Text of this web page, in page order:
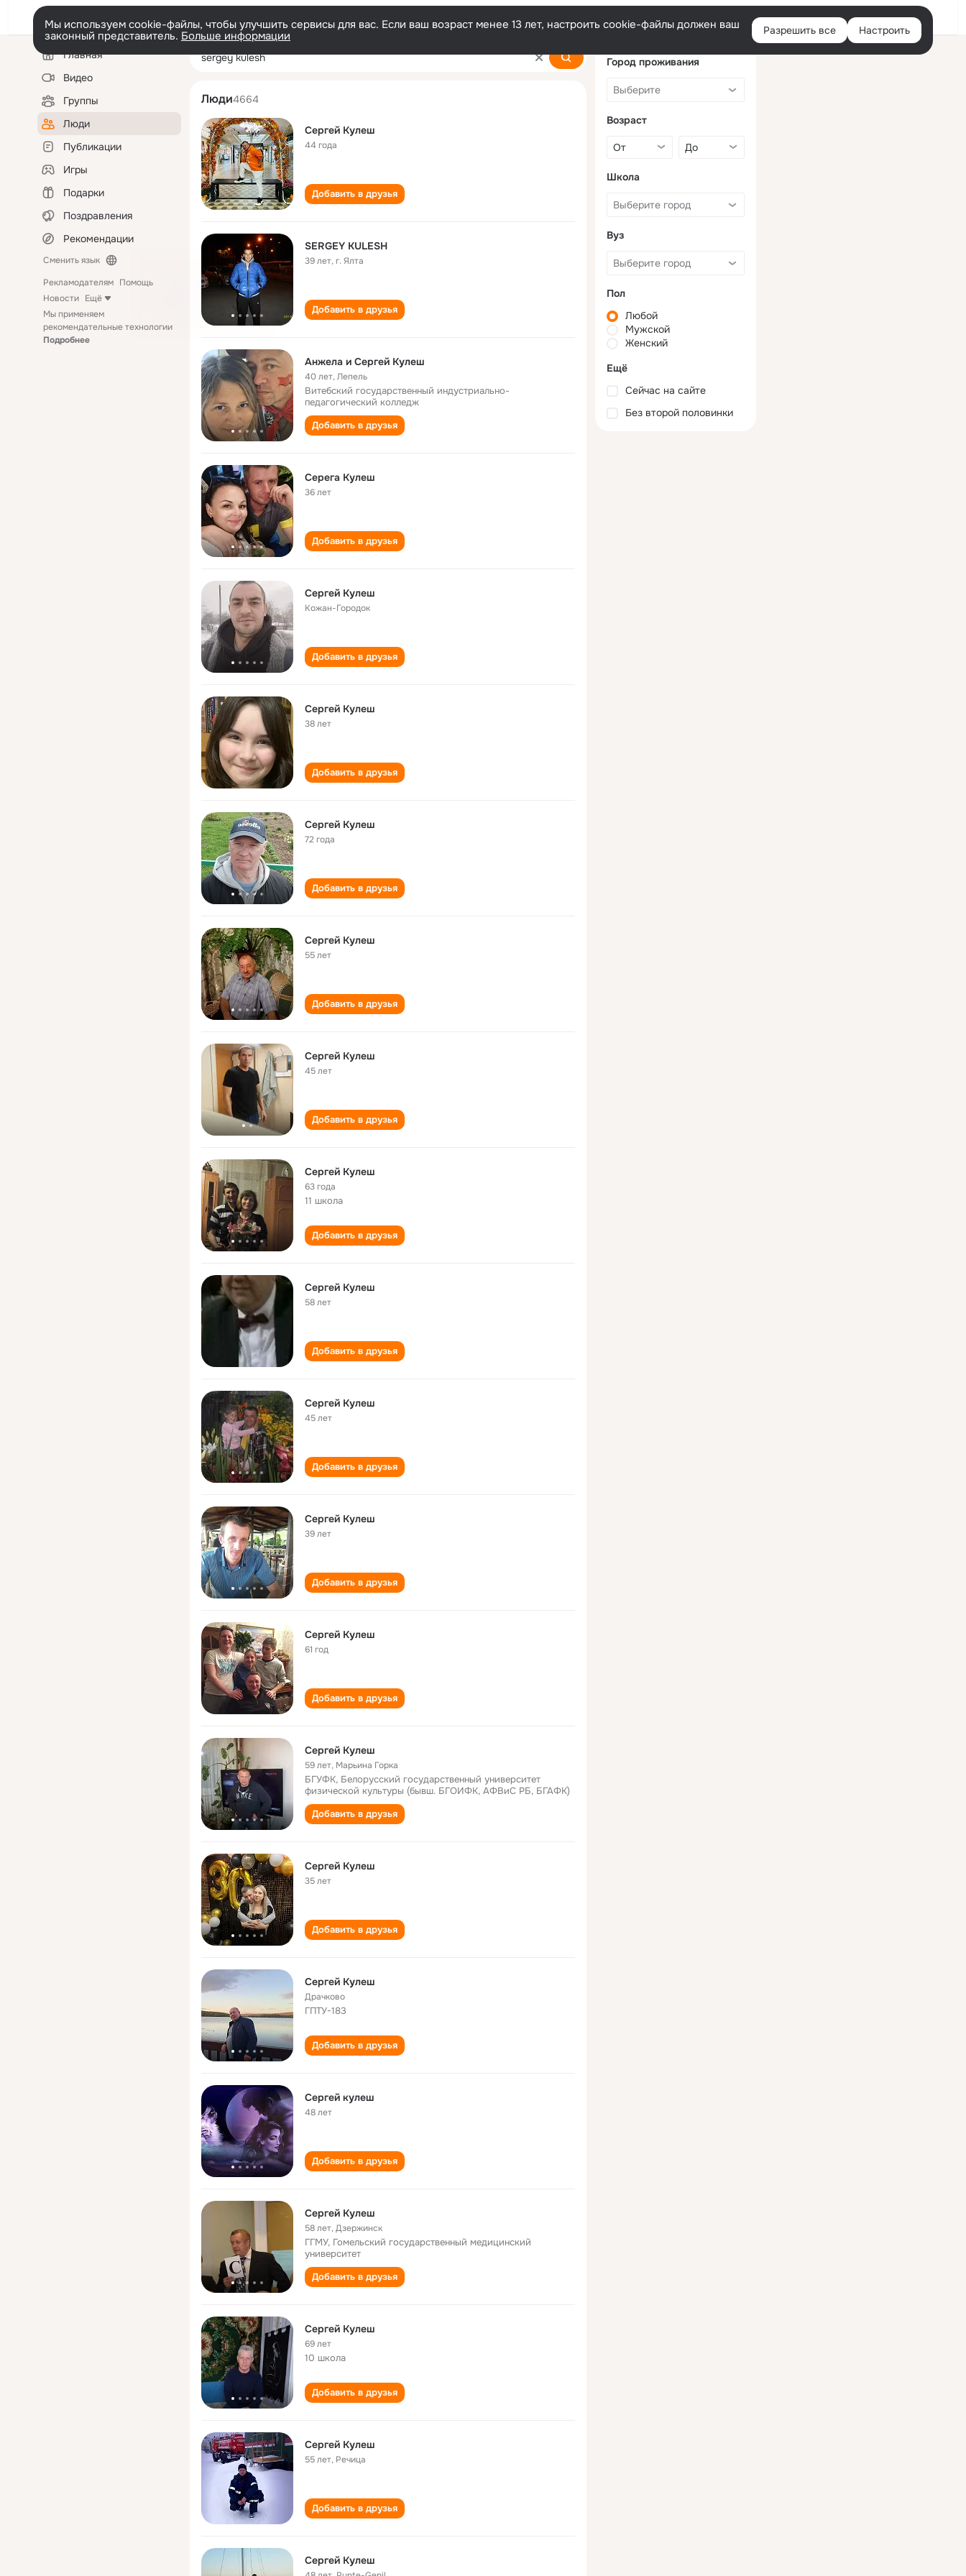
Войти
Мы используем cookie-файлы, чтобы улучшить сервисы для вас. Если ваш возраст менее 13 лет, настроить cookie-файлы должен ваш
законный представитель. Больше информации Разрешить все Настроить
Левая
колонкаГлавная
Видео
Группы
Люди
Публикации
Игры
Подарки
Поздравления
Рекомендации
Сменить язык
Рекламодателям Помощь
Новости Ещё
Мы применяем
рекомендательные технологии
Подробнее
sergey kulesh
Люди4664
Сергей Кулеш
44 года
Добавить в друзья
SERGEY KULESH
39 лет,г. Ялта
Добавить в друзья
Анжела и Сергей Кулеш
40 лет,Лепель
Витебский государственный индустриально-
педагогический колледж
Добавить в друзья
Серега Кулеш
36 лет
Добавить в друзья
Сергей Кулеш
Кожан-Городок
Добавить в друзья
Сергей Кулеш
38 лет
Добавить в друзья
Сергей Кулеш
72 года
Добавить в друзья
Сергей Кулеш
55 лет
Добавить в друзья
Сергей Кулеш
45 лет
Добавить в друзья
Сергей Кулеш
63 года
11 школа
Добавить в друзья
Сергей Кулеш
58 лет
Добавить в друзья
Сергей Кулеш
45 лет
Добавить в друзья
Сергей Кулеш
39 лет
Добавить в друзья
Сергей Кулеш
61 год
Добавить в друзья
Сергей Кулеш
59 лет, Марьина Горка
БГУФК, Белорусский государственный университет
физической культуры (бывш. БГОИФК, АФВиС РБ, БГАФК)
Добавить в друзья
Сергей Кулеш
35 лет
Добавить в друзья
Сергей Кулеш
Драчково
ГПТУ-183
Добавить в друзья
Сергей кулеш
48 лет
Добавить в друзья
Сергей Кулеш
58 лет,Дзержинск
ГГМУ, Гомельский государственный медицинский
университет
Добавить в друзья
Сергей Кулеш
69 лет
10 школа
Добавить в друзья
Сергей Кулеш
55 лет, Речица
Добавить в друзья
Сергей Кулеш
Город проживания
Возраст
Школа
Вуз
Пол
Любой
Мужской
Женский
Ещё
Сейчас на сайте
Без второй половинки